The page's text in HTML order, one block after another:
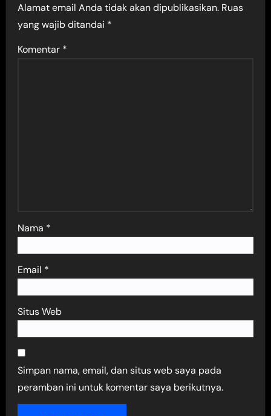
Alamat email Anda tidak akan dipublikasikan. Ruas
yang wajib ditandai *
Komentar *
Nama *
Email *
Situs Web
Simpan nama, email, dan situs web saya pada
peramban ini untuk komentar saya berikutnya.